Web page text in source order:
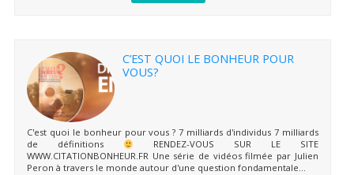
C’EST QUOI LE BONHEUR POUR
VOUS?
C'est quoi le bonheur pour vous ? 7 milliards d'individus 7 milliards
de définitions
RENDEZ-VOUS SUR LE SITE
WWW.CITATIONBONHEUR.FR Une série de vidéos filmée par Julien
Peron à travers le monde autour d'une question fondamentale...